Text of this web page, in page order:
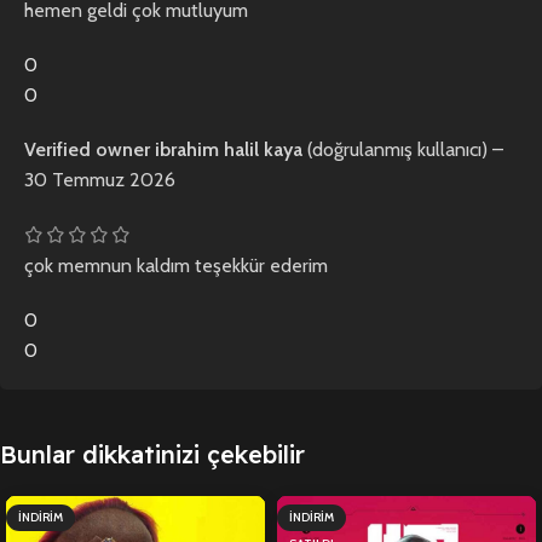
hemen geldi çok mutluyum
0
0
Verified owner ibrahim halil kaya (doğrulanmış kullanıcı) –
30 Temmuz 2026
çok memnun kaldım teşekkür ederim
0
0
Bunlar dikkatinizi çekebilir
İNDIRIM
İNDIRIM